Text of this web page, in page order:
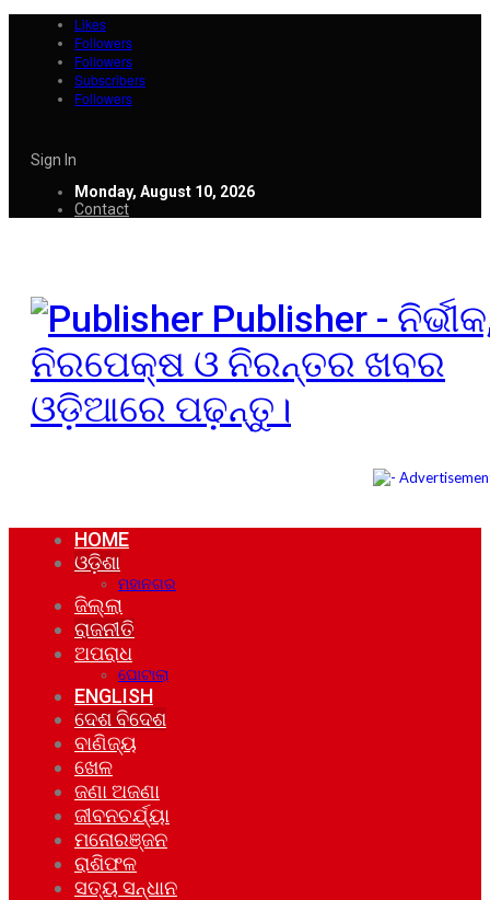
Likes
Followers
Followers
Subscribers
Followers
Sign In
Monday, August 10, 2026
Contact
Publisher -
ନିରପେକ୍ଷ ଓ ନିରନ୍ତର ଖବର
ଓଡ଼ିଆରେ ପଢ଼ନ୍ତୁ।
HOME
ଓଡ଼ିଶା
ମହାନଗର
ଜିଲ୍ଲା
ରାଜନୀତି
ଅପରାଧ
ଘୋଟାଲା
ENGLISH
ଦେଶ ବିଦେଶ
ବାଣିଜ୍ୟ
ଖେଳ
ଜଣା ଅଜଣା
ଜୀବନଚର୍ଯ୍ୟା
ମନୋରଞ୍ଜନ
ରାଶିଫଳ
ସତ୍ୟ ସନ୍ଧାନ